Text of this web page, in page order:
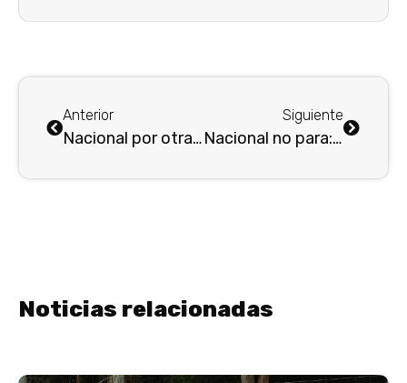
Anterior
Nacional por otra final continental
Siguiente
Nacional no para: otra final, otro sueño
Noticias relacionadas